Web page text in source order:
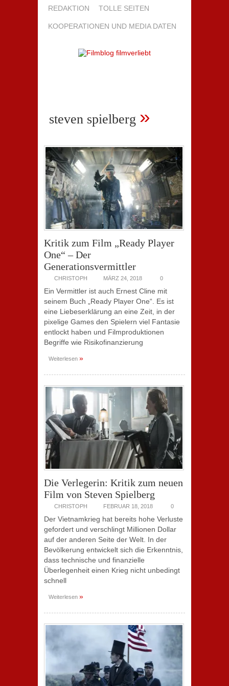
REDAKTION TOLLE SEITEN
KOOPERATIONEN UND MEDIA DATEN
steven spielberg »
Kritik zum Film „Ready Player
One“ – Der
Generationsvermittler
CHRISTOPH MÄRZ 24, 2018 0
Ein Vermittler ist auch Ernest Cline mit
seinem Buch „Ready Player One“. Es ist
eine Liebeserklärung an eine Zeit, in der
pixelige Games den Spielern viel Fantasie
entlockt haben und Filmproduktionen
Begriffe wie Risikofinanzierung
Weiterlesen »
Die Verlegerin: Kritik zum neuen
Film von Steven Spielberg
CHRISTOPH FEBRUAR 18, 2018 0
Der Vietnamkrieg hat bereits hohe Verluste
gefordert und verschlingt Millionen Dollar
auf der anderen Seite der Welt. In der
Bevölkerung entwickelt sich die Erkenntnis,
dass technische und finanzielle
Überlegenheit einen Krieg nicht unbedingt
schnell
Weiterlesen »